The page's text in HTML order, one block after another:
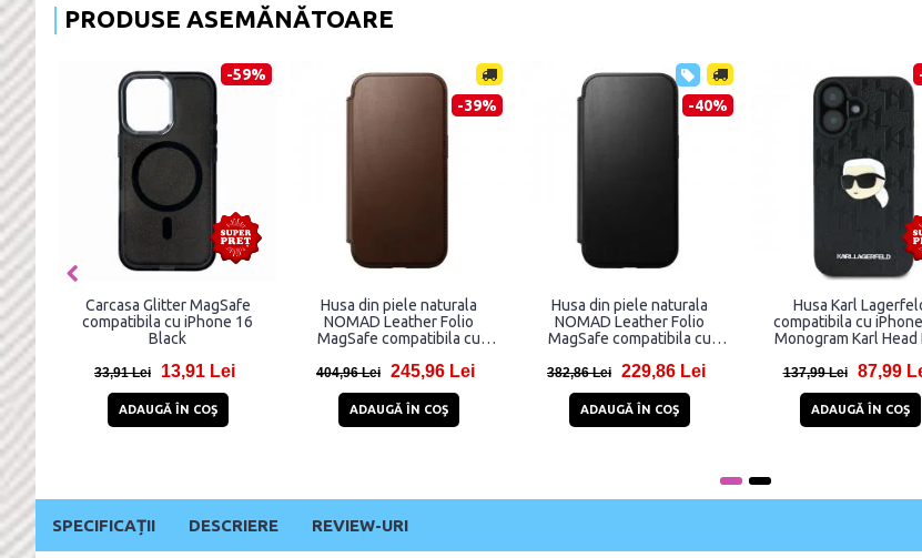
PRODUSE ASEMĂNĂTOARE
-59%
Carcasa Glitter MagSafe
compatibila cu iPhone 16
33,91 Lei 13,91 Lei
ADAUGĂ ÎN COŞ
Husa din piele naturala
NOMAD Leather Folio
MagSafe compatibila cu
245,96 Lei
ADAUGĂ ÎN COŞ
Husa din piele naturala
NOMAD Leather Folio
MagSafe compatibila cu
229,86 Lei
ADAUGĂ ÎN COŞ
-36%
Husa Karl Lagerfeld
compatibila cu iPhone 16,
Monogram Karl Head Pin,
87,99 Lei
ADAUGĂ ÎN COŞ
SPECIFICAȚII DESCRIERE REVIEW-URI